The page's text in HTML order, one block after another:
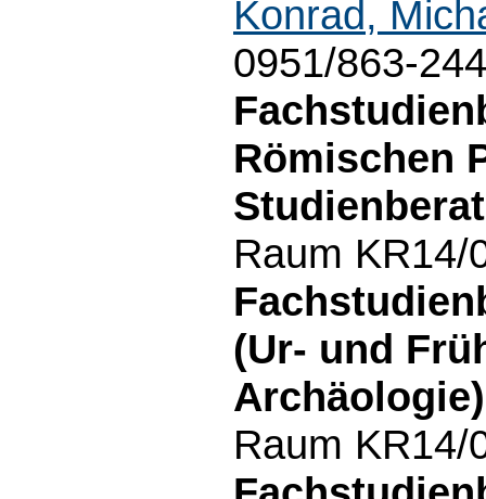
Konrad,
0951/863-
Römischen
Raum KR14/
(Ur- und
Raum KR14/